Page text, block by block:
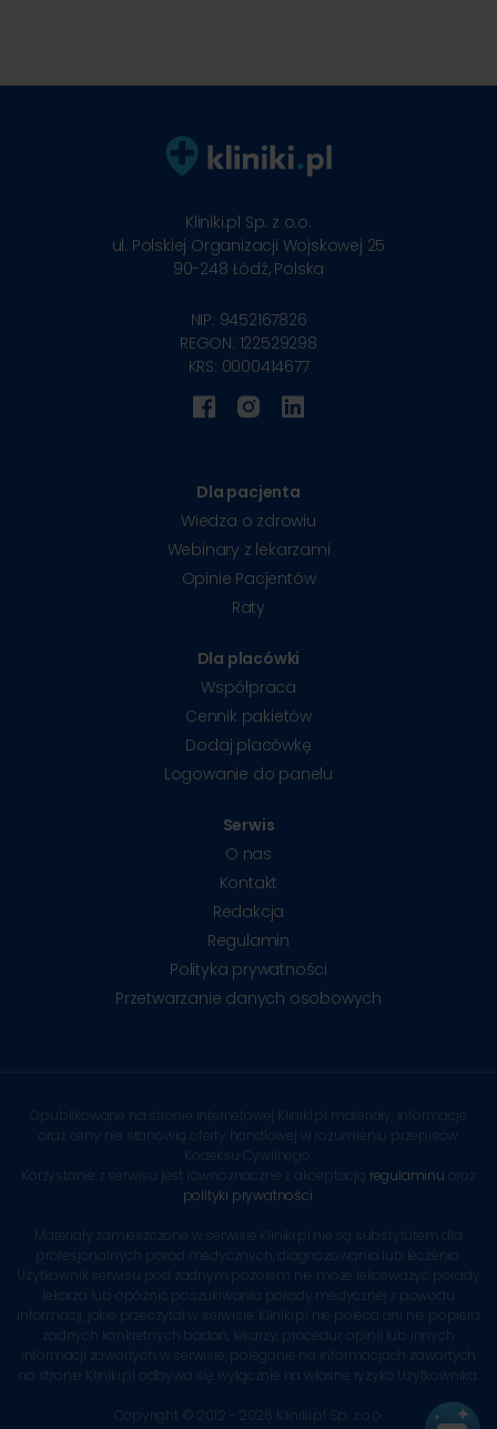
Kliniki.pl Sp. z o.o.
ul. Polskiej Organizacji Wojskowej 25
90-248 Łódź, Polska
NIP: 9452167826
REGON: 122529298
KRS: 0000414677
Dla pacjenta
Wiedza o zdrowiu
Webinary z lekarzami
Opinie Pacjentów
Raty
Dla placówki
Współpraca
Cennik pakietów
Dodaj placówkę
Logowanie do panelu
Serwis
O nas
Kontakt
Redakcja
Regulamin
Polityka prywatności
Przetwarzanie danych osobowych
Opublikowane na stronie internetowej Kliniki.pl materiały, informacje
oraz ceny nie stanowią oferty handlowej w rozumieniu przepisów
Kodeksu Cywilnego.
Korzystanie z serwisu jest równoznaczne z akceptacją regulaminu oraz
polityki prywatności
Materiały zamieszczone w serwisie Kliniki.pl nie są substytutem dla
profesjonalnych porad medycznych, diagnozowania lub leczenia.
Użytkownik serwisu pod żadnym pozorem nie może lekceważyć porady
lekarza lub opóźnić poszukiwania porady medycznej z powodu
informacji, jakie przeczytał w serwisie. Kliniki.pl nie poleca ani nie popiera
żadnych konkretnych badań, lekarzy, procedur, opinii lub innych
informacji zawartych w serwisie, poleganie na informacjach zawartych
na stronie Kliniki.pl odbywa się wyłącznie na własne ryzyko Użytkownika.
Copyright © 2012 - 2026 Kliniki.pl Sp. z o.o.